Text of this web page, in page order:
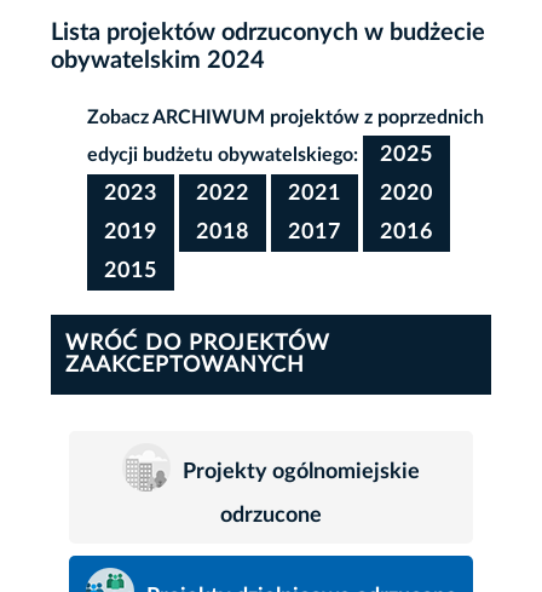
Lista projektów odrzuconych w budżecie
obywatelskim 2024
Zobacz ARCHIWUM projektów z poprzednich
edycji budżetu obywatelskiego:
2025
2023
2022 2021
2020
2019
2018 2017
2016
2015
WRÓĆ DO PROJEKTÓW
ZAAKCEPTOWANYCH
Projekty ogólnomiejskie
odrzucone